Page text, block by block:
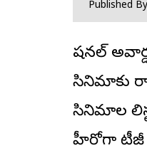
Published
నేష‌న‌ల్
సినిమాకు
సినిమాల
హీరోగా టీజీ